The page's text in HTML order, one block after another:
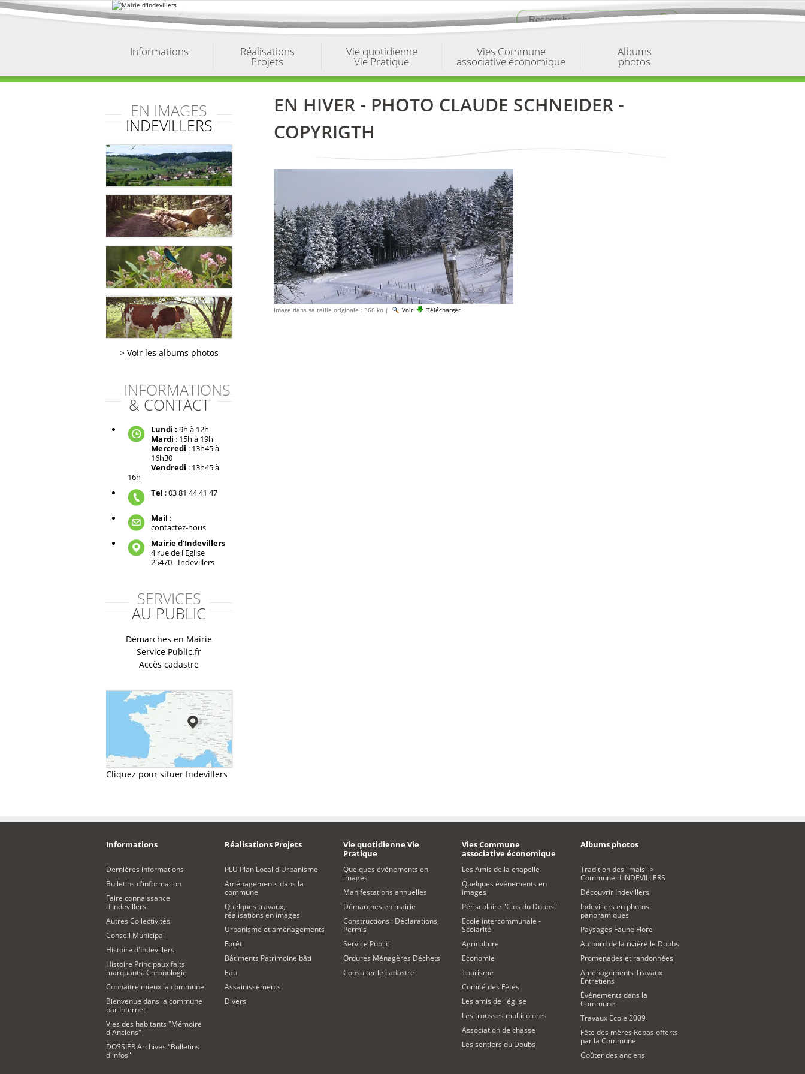
Aller
au
Informations Réalisations
Projets
Vie quotidienne
Vie Pratique
Vies Commune
associative économique
Albums
photos
EN IMAGES
INDEVILLERS
Voir les albums photos
INFORMATIONS
& CONTACT
Lundi : 9h à 12h
Mardi : 15h à 19h
Mercredi : 13h45 à
16h30
Vendredi : 13h45 à
16h
Tel : 03 81 44 41 47
Mail :
contactez-nous
Mairie d’Indevillers
4 rue de l'Eglise
25470 - Indevillers
SERVICES
AU PUBLIC
Démarches en Mairie
Service Public.fr
Accès cadastre
Cliquez pour situer Indevillers
EN HIVER - PHOTO CLAUDE SCHNEIDER -
COPYRIGTH
Image dans sa taille originale : 366 ko | Voir Télécharger
Informations
Dernières informations
Bulletins d'information
Faire connaissance
d'Indevillers
Autres Collectivités
Conseil Municipal
Histoire d'Indevillers
Histoire Principaux faits
marquants. Chronologie
Connaitre mieux la commune
Bienvenue dans la commune
par Internet
Vies des habitants "Mémoire
d'Anciens"
DOSSIER Archives "Bulletins
d'infos"
Réalisations Projets
PLU Plan Local d'Urbanisme
Aménagements dans la
commune
Quelques travaux,
réalisations en images
Urbanisme et aménagements
Forêt
Bâtiments Patrimoine bâti
Eau
Assainissements
Divers
Vie quotidienne Vie
Pratique
Quelques événements en
images
Manifestations annuelles
Démarches en mairie
Constructions : Déclarations,
Permis
Service Public
Ordures Ménagères Déchets
Consulter le cadastre
Vies Commune
associative économique
Les Amis de la chapelle
Quelques événements en
images
Périscolaire "Clos du Doubs"
Ecole intercommunale -
Scolarité
Agriculture
Economie
Tourisme
Comité des Fêtes
Les amis de l'église
Les trousses multicolores
Association de chasse
Les sentiers du Doubs
Albums photos
Tradition des "mais" >
Commune d'INDEVILLERS
Découvrir Indevillers
Indevillers en photos
panoramiques
Paysages Faune Flore
Au bord de la rivière le Doubs
Promenades et randonnées
Aménagements Travaux
Entretiens
Événements dans la
Commune
Travaux Ecole 2009
Fête des mères Repas offerts
par la Commune
Goûter des anciens